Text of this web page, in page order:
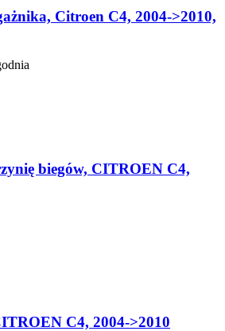
Citroen C4, 2004->2010,
biegów, CITROEN C4,
C4, 2004->2010